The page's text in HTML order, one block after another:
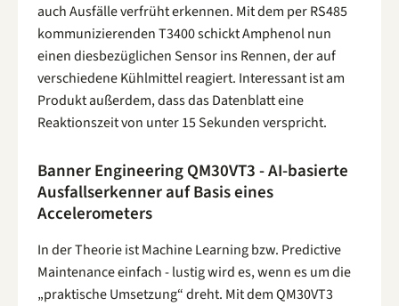
auch Ausfälle verfrüht erkennen. Mit dem per RS485
kommunizierenden T3400 schickt Amphenol nun
einen diesbezüglichen Sensor ins Rennen, der auf
verschiedene Kühlmittel reagiert. Interessant ist am
Produkt außerdem, dass das Datenblatt eine
Reaktionszeit von unter 15 Sekunden verspricht.
Banner Engineering QM30VT3 - AI-basierte
Ausfallserkenner auf Basis eines
Accelerometers
In der Theorie ist Machine Learning bzw. Predictive
Maintenance einfach - lustig wird es, wenn es um die
„praktische Umsetzung“ dreht. Mit dem QM30VT3